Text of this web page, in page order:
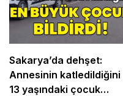
Sakarya’da dehşet:
Annesinin katledildiğini
13 yaşındaki çocuk